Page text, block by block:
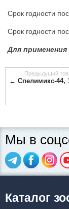
Срок годности
Срок годности
Для
Предыдущий
← Спелимикс-44,
Мы в
Каталог